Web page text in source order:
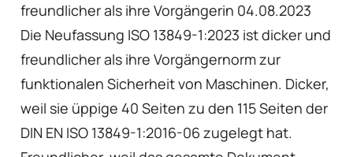
freundlicher als ihre Vorgängerin 04.08.2023
Die Neufassung ISO 13849-1:2023 ist dicker und
freundlicher als ihre Vorgängernorm zur
funktionalen Sicherheit von Maschinen. Dicker,
weil sie üppige 40 Seiten zu den 115 Seiten der
DIN EN ISO 13849-1:2016-06 zugelegt hat.